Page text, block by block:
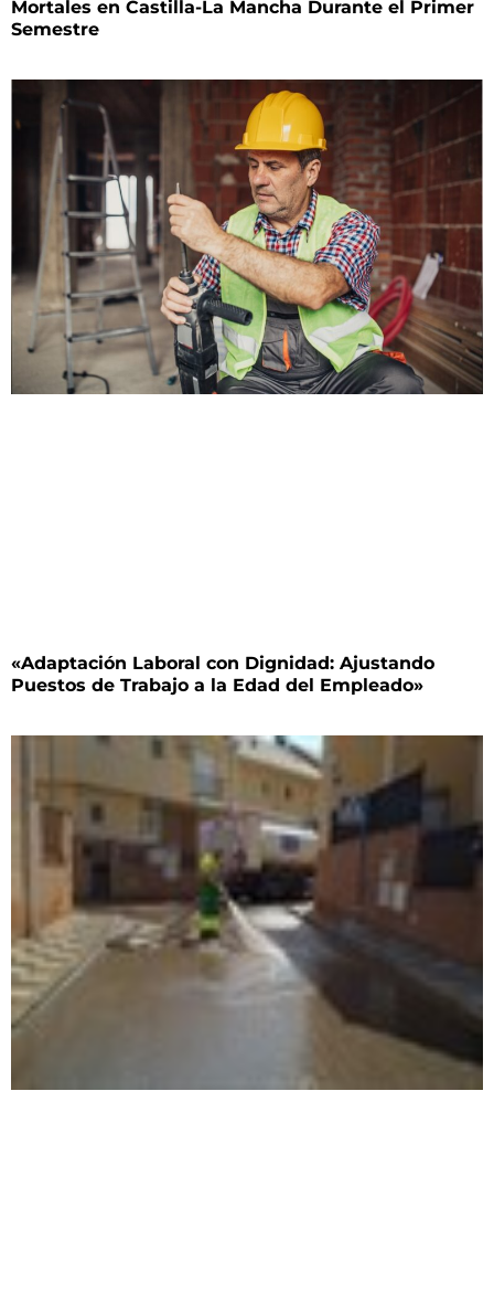
Mortales en Castilla-La Mancha Durante el Primer
Semestre
«Adaptación Laboral con Dignidad: Ajustando
Puestos de Trabajo a la Edad del Empleado»